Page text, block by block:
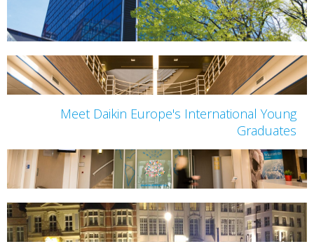
Meet Daikin Europe's International